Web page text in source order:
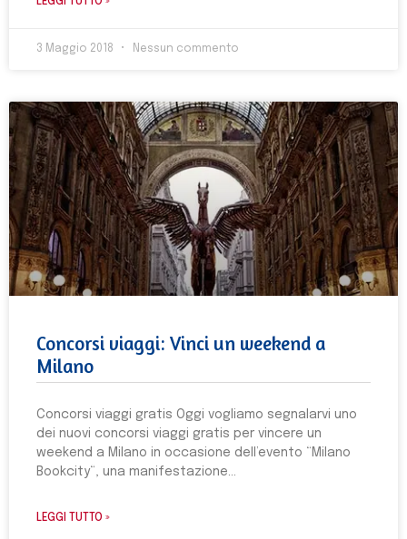
3 Maggio 2018 Nessun commento
Concorsi viaggi: Vinci un weekend a
Milano
Concorsi viaggi gratis Oggi vogliamo segnalarvi uno
dei nuovi concorsi viaggi gratis per vincere un
weekend a Milano in occasione dell’evento “Milano
Bookcity“, una manifestazione
LEGGI TUTTO »